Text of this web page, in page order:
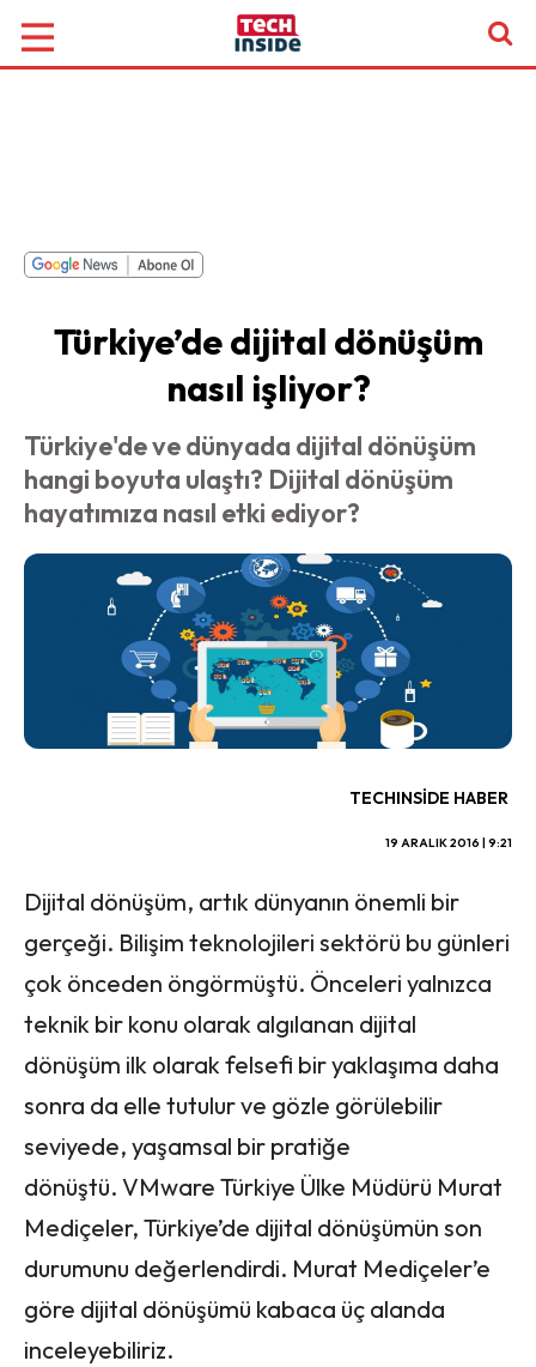
Türkiye’de dijital dönüşüm
nasıl işliyor?
Türkiye'de ve dünyada dijital dönüşüm
hangi boyuta ulaştı? Dijital dönüşüm
hayatımıza nasıl etki ediyor?
TECHINSIDE HABER
19 ARALIK 2016 | 9:21
Dijital dönüşüm, artık dünyanın önemli bir
gerçeği. Bilişim teknolojileri sektörü bu günleri
çok önceden öngörmüştü. Önceleri yalnızca
teknik bir konu olarak algılanan dijital
dönüşüm ilk olarak felsefi bir yaklaşıma daha
sonra da elle tutulur ve gözle görülebilir
seviyede, yaşamsal bir pratiğe
dönüştü. VMware Türkiye Ülke Müdürü Murat
Mediçeler, Türkiye’de dijital dönüşümün son
durumunu değerlendirdi. Murat Mediçeler’e
göre dijital dönüşümü kabaca üç alanda
inceleyebiliriz.